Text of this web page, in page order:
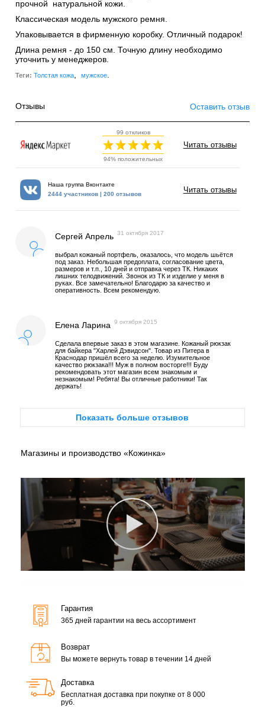
прочной натуральной кожи.
Классическая модель мужского ремня.
Упаковывается в фирменную коробку. Отличный подарок!
Длина ремня - до 150 см. Точную длину необходимо
уточнить у менеджеров.
Теги: Толстая кожа, мужское.
Отзывы Оставить отзыв
99 откликов
94% положительных
Читать отзывы
Наша группа Вконтакте
2444 участников | 200 отзывов
Читать отзывы
Сергей Апрель 31 октября 2017
выбрал кожаный портфель, оказалось, что модель шьётся
под заказ. Небольшая предоплата, согласование цвета,
размеров и т.п., 10 дней и отправка через ТК. Никаких
лишних телодвижений. Звонок из ТК и изделие у меня в
руках. Все замечательно! Благодарю за качество и
оперативность. Всем рекомендую.
Елена Ларина 9 октября 2015
Сделала впервые заказ в этом магазине. Кожаный рюкзак
для байкера "Харлей Дэвидсон". Товар из Питера в
Краснодар пришёл всего за неделю. Изумительное
качество рюкзака!!! Муж в полном восторге!!! Буду
рекомендовать этот магазин всем знакомым и
незнакомым! Ребята! Вы отличные работники! Так
держать!
Показать больше отзывов
Магазины и производство «Кожинка»
Гарантия
365 дней гарантии на весь ассортимент
Возврат
Вы можете вернуть товар в течении 14 дней
Доставка
Бесплатная доставка при покупке от 8 000
руб.